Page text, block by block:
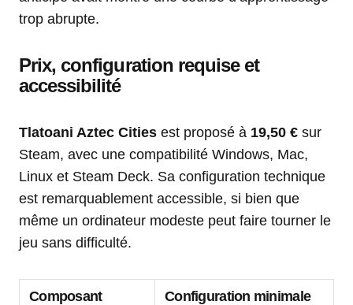
trop abrupte.
Prix, configuration requise et
accessibilité
Tlatoani Aztec Cities est proposé à 19,50 € sur
Steam, avec une compatibilité Windows, Mac,
Linux et Steam Deck. Sa configuration technique
est remarquablement accessible, si bien que
même un ordinateur modeste peut faire tourner le
jeu sans difficulté.
Composant Configuration minimale